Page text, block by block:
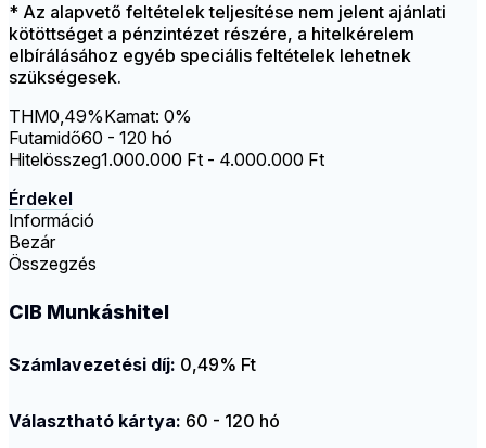
* Az alapvető feltételek teljesítése nem jelent ajánlati
kötöttséget a pénzintézet részére, a hitelkérelem
elbírálásához egyéb speciális feltételek lehetnek
szükségesek.
THM0,49%Kamat: 0%
Futamidő60 - 120 hó
Hitelösszeg1.000.000 Ft - 4.000.000 Ft
Érdekel
Információ
Bezár
Összegzés
CIB Munkáshitel
Számlavezetési díj: 0,49% Ft
Választható kártya: 60 - 120 hó